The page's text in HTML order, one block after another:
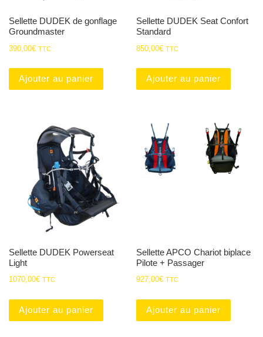
Sellette DUDEK de gonflage
Groundmaster
390,00€ TTC
Ajouter au panier
Sellette DUDEK Seat Confort
Standard
850,00€ TTC
Ajouter au panier
Sellette DUDEK Powerseat
Light
1070,00€ TTC
Ajouter au panier
Sellette APCO Chariot biplace
Pilote + Passager
927,00€ TTC
Ajouter au panier